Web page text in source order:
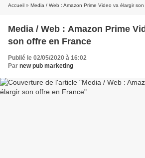
Accueil » Media / Web : Amazon Prime Video va élargir
Media / Web : Amazon Prime
son offre en France
Publié le 02/05/2020 à 16:02
Par new pub marketing